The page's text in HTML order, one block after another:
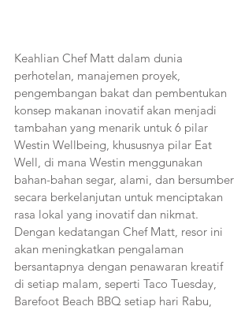
Keahlian Chef Matt dalam dunia
perhotelan, manajemen proyek,
pengembangan bakat dan pembentukan
konsep makanan inovatif akan menjadi
tambahan yang menarik untuk 6 pilar
Westin Wellbeing, khususnya pilar Eat
Well, di mana Westin menggunakan
bahan-bahan segar, alami, dan bersumber
secara berkelanjutan untuk menciptakan
rasa lokal yang inovatif dan nikmat.
Dengan kedatangan Chef Matt, resor ini
akan meningkatkan pengalaman
bersantapnya dengan penawaran kreatif
di setiap malam, seperti Taco Tuesday,
Barefoot Beach BBQ setiap hari Rabu,